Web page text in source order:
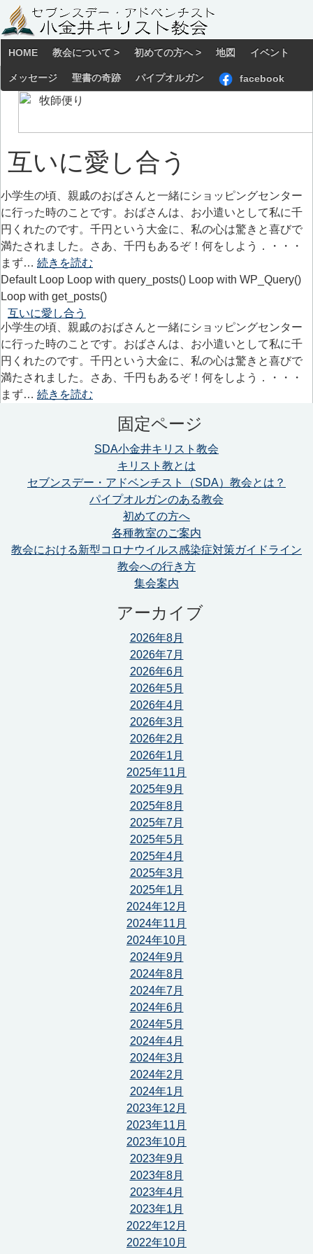
HOME 教会について > 初めての方へ > 地図 イベント
メッセージ 聖書の奇跡 パイプオルガン facebook
互いに愛し合う
小学生の頃、親戚のおばさんと一緒にショッピングセンター
に行った時のことです。おばさんは、お小遣いとして私に千
円くれたのです。千円という大金に、私の心は驚きと喜びで
満たされました。さあ、千円もあるぞ！何をしよう．・・・
まず… 続きを読む
Default Loop Loop with query_posts() Loop with WP_Query()
Loop with get_posts()
互いに愛し合う
小学生の頃、親戚のおばさんと一緒にショッピングセンター
に行った時のことです。おばさんは、お小遣いとして私に千
円くれたのです。千円という大金に、私の心は驚きと喜びで
満たされました。さあ、千円もあるぞ！何をしよう．・・・
まず… 続きを読む
固定ページ
SDA小金井キリスト教会
キリスト教とは
セブンスデー・アドベンチスト（SDA）教会とは？
パイプオルガンのある教会
初めての方へ
各種教室のご案内
教会における新型コロナウイルス感染症対策ガイドライン
教会への行き方
集会案内
アーカイブ
2026年8月
2026年7月
2026年6月
2026年5月
2026年4月
2026年3月
2026年2月
2026年1月
2025年11月
2025年9月
2025年8月
2025年7月
2025年5月
2025年4月
2025年3月
2025年1月
2024年12月
2024年11月
2024年10月
2024年9月
2024年8月
2024年7月
2024年6月
2024年5月
2024年4月
2024年3月
2024年2月
2024年1月
2023年12月
2023年11月
2023年10月
2023年9月
2023年8月
2023年4月
2023年1月
2022年12月
2022年10月